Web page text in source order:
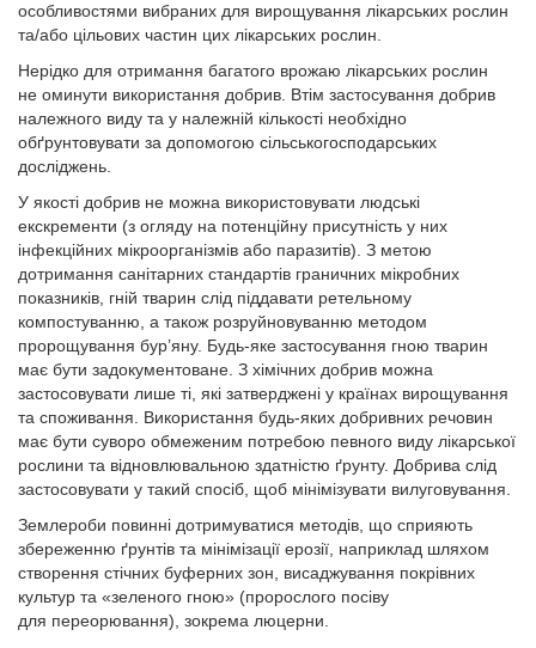
особливостями вибраних для вирощування лікарських рослин
та/або цільових частин цих лікарських рослин.
Нерідко для отримання багатого врожаю лікарських рослин
не оминути використання добрив. Втім застосування добрив
належного виду та у належній кількості необхідно
обґрунтовувати за допомогою сільськогосподарських
досліджень.
У якості добрив не можна використовувати людські
екскременти (з огляду на потенційну присутність у них
інфекційних мікроорганізмів або паразитів). З метою
дотримання санітарних стандартів граничних мікробних
показників, гній тварин слід піддавати ретельному
компостуванню, а також розруйновуванню методом
пророщування бур’яну. Будь-яке застосування гною тварин
має бути задокументоване. З хімічних добрив можна
застосовувати лише ті, які затверджені у країнах вирощування
та споживання. Використання будь-яких добривних речовин
має бути суворо обмеженим потребою певного виду лікарської
рослини та відновлювальною здатністю ґрунту. Добрива слід
застосовувати у такий спосіб, щоб мінімізувати вилуговування.
Землероби повинні дотримуватися методів, що сприяють
збереженню ґрунтів та мінімізації ерозії, наприклад шляхом
створення стічних буферних зон, висаджування покрівних
культур та «зеленого гною» (пророслого посіву
для переорювання), зокрема люцерни.